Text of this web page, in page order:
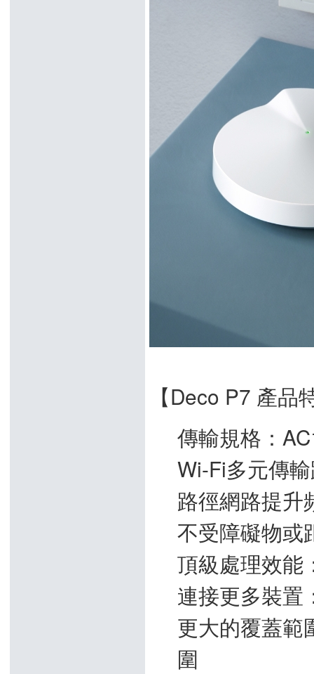
【Deco P7 產品
傳輸規格：
Wi-Fi多元傳
路徑網路提升
不受障礙物或
頂級處理效能
連接更多裝置
更大的覆蓋範
圍